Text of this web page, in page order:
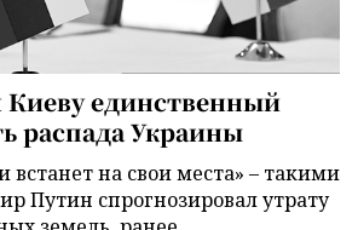
Киеву единственный
распада Украины
встанет на свои места» – такими
Путин спрогнозировал утрату